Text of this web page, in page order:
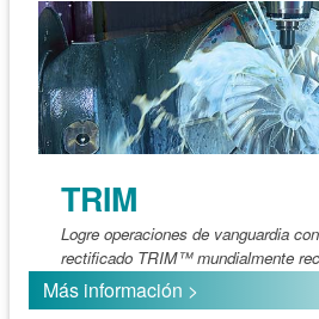
TRIM
Logre operaciones de vanguardia
rectificado TRIM™ mundialmente
Más información >